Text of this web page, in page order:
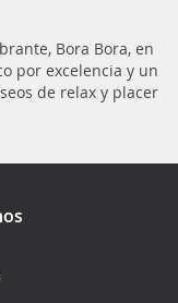
Bora Bora, en
por excelencia y un
de relax y placer